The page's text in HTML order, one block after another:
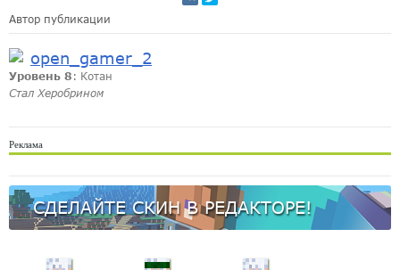
Автор публикации
open_gamer_2
Уровень 8 : Котан
Стал Херобрином
Реклама
СДЕЛАЙТЕ СКИН В РЕДАКТОРЕ!